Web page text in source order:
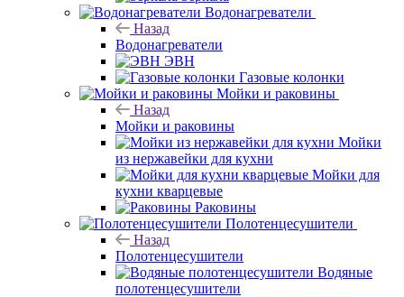
Водонагреватели
Назад
Водонагреватели
ЭВН
Газовые колонки
Мойки и раковины
Назад
Мойки и раковины
Мойки
из нержавейки для кухни
Мойки для
кухни кварцевые
Раковины
Полотенцесушители
Назад
Полотенцесушители
Водяные
полотенцесушители